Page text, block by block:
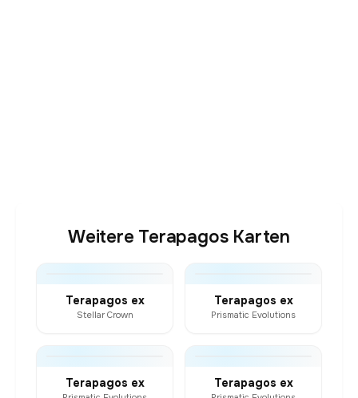
Weitere Terapagos Karten
Terapagos ex
Stellar Crown
Terapagos ex
Prismatic Evolutions
Terapagos ex Terapagos ex